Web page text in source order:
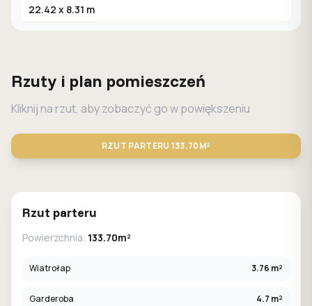
22.42 x 8.31 m
Rzuty i plan pomieszczeń
Kliknij na rzut, aby zobaczyć go w powiększeniu
RZUT PARTERU 133.70M²
Rzut parteru
Powierzchnia: 133.70m²
Wiatrołap 3.76 m²
Garderoba 4.7 m²